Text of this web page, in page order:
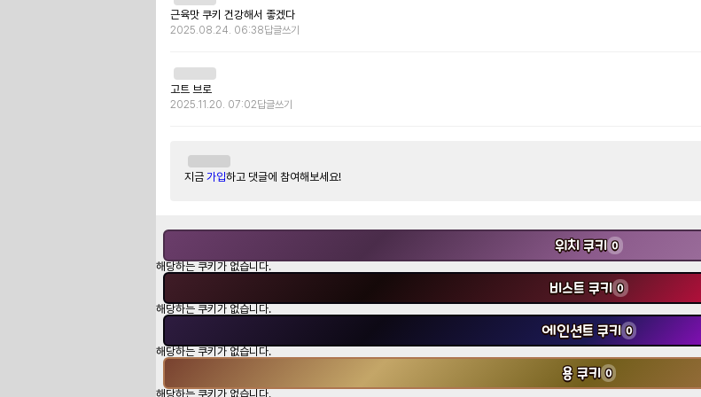
근육맛 쿠키 건강해서 좋겠다
2025.08.24. 06:38답글쓰기
고트 브로
2025.11.20. 07:02답글쓰기
지금 가입하고 댓글에 참여해보세요!
위치 쿠키 0
해당하는 쿠키가 없습니다.
비스트 쿠키 0
해당하는 쿠키가 없습니다.
에인션트 쿠키 0
해당하는 쿠키가 없습니다.
용 쿠키 0
해당하는 쿠키가 없습니다.